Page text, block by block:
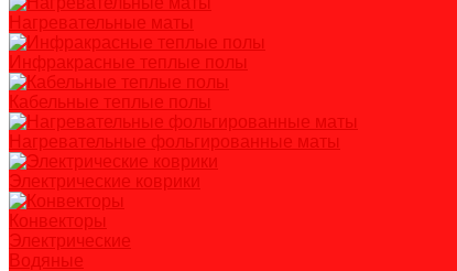
Нагревательные маты
Инфракрасные теплые полы
Кабельные теплые полы
Нагревательные фольгированные маты
Электрические коврики
Конвекторы
Электрические
Водяные